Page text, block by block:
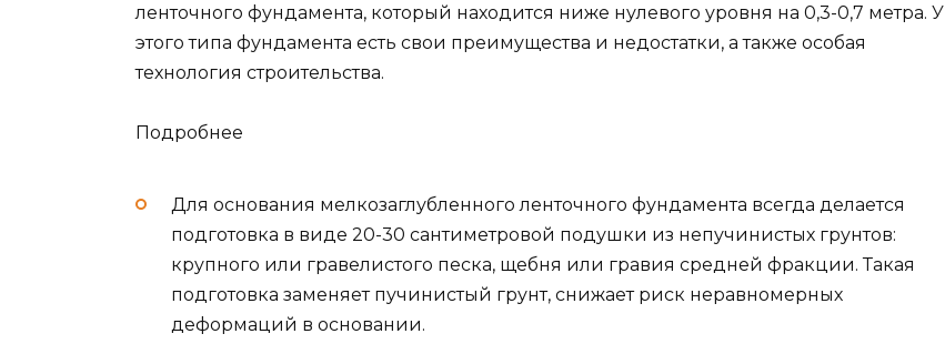
ленточного фундамента, который находится ниже нулевого уровня на 0,3-0,7 метра. У
этого типа фундамента есть свои преимущества и недостатки, а также особая
технология строительства.
Подробнее
Для основания мелкозаглубленного ленточного фундамента всегда делается
подготовка в виде 20-30 сантиметровой подушки из непучинистых грунтов:
крупного или гравелистого песка, щебня или гравия средней фракции. Такая
подготовка заменяет пучинистый грунт, снижает риск неравномерных
деформаций в основании.